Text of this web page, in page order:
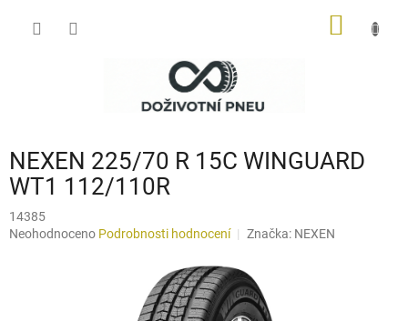
NEXEN 225/70 R 15C WINGUARD
WT1 112/110R
14385
Průměrné
Neohodnoceno Podrobnosti hodnocení Značka: NEXEN